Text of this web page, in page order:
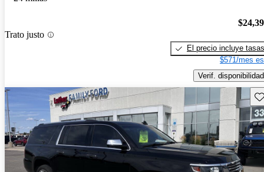
Trato justo
El precio incluye tasas
$571/mes
Verif. disponibilidad